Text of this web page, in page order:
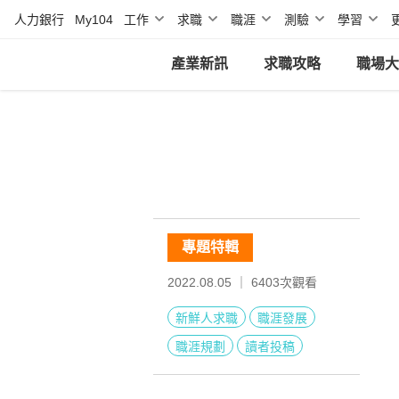
人力銀行 My104 工作 求職 職涯 測驗 學習
產業新訊 求職攻略 職場
專題特輯
2022.08.05 ｜ 6403次觀看
新鮮人求職
職涯發展
職涯規劃
讀者投稿